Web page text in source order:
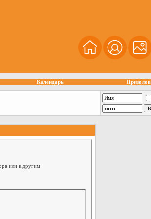
Календарь Призолов
или к другим